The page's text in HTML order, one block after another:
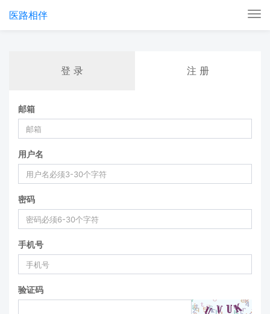
医路相伴
登 录 注 册
邮箱
用户名
密码
手机号
验证码